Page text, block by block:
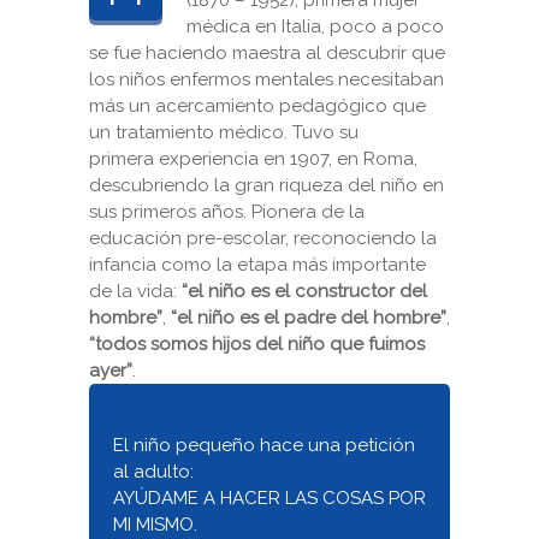
médica en Italia, poco a poco
se fue haciendo maestra al descubrir que
los niños enfermos mentales necesitaban
más un acercamiento pedagógico que
un tratamiento médico. Tuvo su
primera experiencia en 1907, en Roma,
descubriendo la gran riqueza del niño en
sus primeros años. Pionera de la
educación pre-escolar, reconociendo la
infancia como la etapa más importante
de la vida: “el niño es el constructor del
hombre”, “el niño es el padre del hombre”,
“todos somos hijos del niño que fuimos
ayer”.
El niño pequeño hace una petición
al adulto:
AYÚDAME A HACER LAS COSAS POR
MI MISMO.